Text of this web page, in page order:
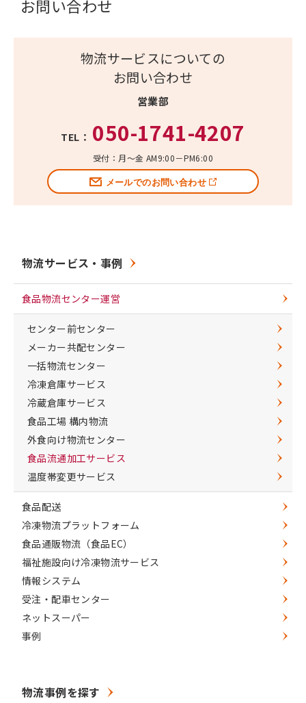
お問い合わせ
物流サービスについての
お問い合わせ
営業部
TEL： 050-1741-4207
受付：月～金 AM9:00－PM6:00
メールでのお問い合わせ
物流サービス・事例
食品物流センター運営
センター前センター
メーカー共配センター
一括物流センター
冷凍倉庫サービス
冷蔵倉庫サービス
食品工場 構内物流
外食向け物流センター
食品流通加工サービス
温度帯変更サービス
食品配送
冷凍物流プラットフォーム
食品通販物流（食品EC）
福祉施設向け冷凍物流サービス
情報システム
受注・配車センター
ネットスーパー
事例
物流事例を探す